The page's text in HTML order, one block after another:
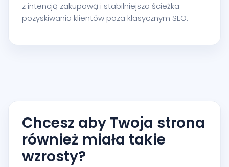
z intencją zakupową i stabilniejsza ścieżka
pozyskiwania klientów poza klasycznym SEO.
Chcesz aby Twoja strona
również miała takie
wzrosty?